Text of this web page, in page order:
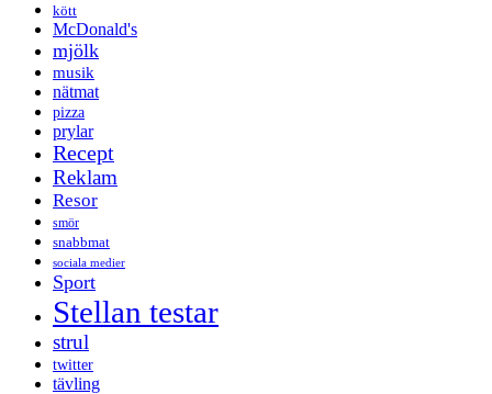
kött
McDonald's
mjölk
musik
nätmat
pizza
prylar
Recept
Reklam
Resor
smör
snabbmat
sociala medier
Sport
Stellan testar
strul
twitter
tävling